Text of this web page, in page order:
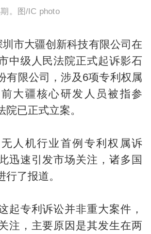
。图/IC photo
市大疆创新科技有限公司在
中级人民法院正式起诉影石
有限公司，涉及6项专利权属
大疆核心研发人员被指参
院已正式立案。
人机行业首例专利权属诉
迅速引发市场关注，诸多国
行了报道。
起专利诉讼并非重大案件，
注，主要原因是其发生在两